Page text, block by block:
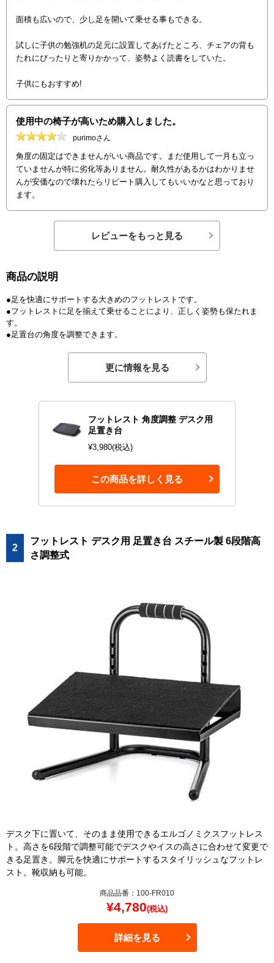
面積も広いので、少し足を開いて乗せる事もできる。
試しに子供の勉強机の足元に設置してあげたところ、チェアの背も
たれにぴったりと寄りかかって、姿勢よく読書をしていた。
子供にもおすすめ!
使用中の椅子が高いため購入しました。
purimoさん
角度の固定はできませんがいい商品です。まだ使用して一月も立っ
ていませんが特に劣化等ありません。耐久性があるかはわかりませ
んが安価なので壊れたらリピート購入してもいいかなと思っており
ます。
レビューをもっと見る
商品の説明
●足を快適にサポートする大きめのフットレストです。
●フットレストに足を揃えて乗せることにより、正しく姿勢も保たれま
す。
●足置台の角度を調整できます。
更に情報を見る
フットレスト 角度調整 デスク用
足置き台
¥3,980(税込)
この商品を詳しく見る
2
フットレスト デスク用 足置き台 スチール製 6段階高
さ調整式
デスク下に置いて、そのまま使用できるエルゴノミクスフットレス
ト。高さを6段階で調整可能でデスクやイスの高さに合わせて変更で
きる足置き。脚元を快適にサポートするスタイリッシュなフットレ
スト。靴収納も可能。
商品品番：100-FR010
¥4,780(税込)
詳細を見る